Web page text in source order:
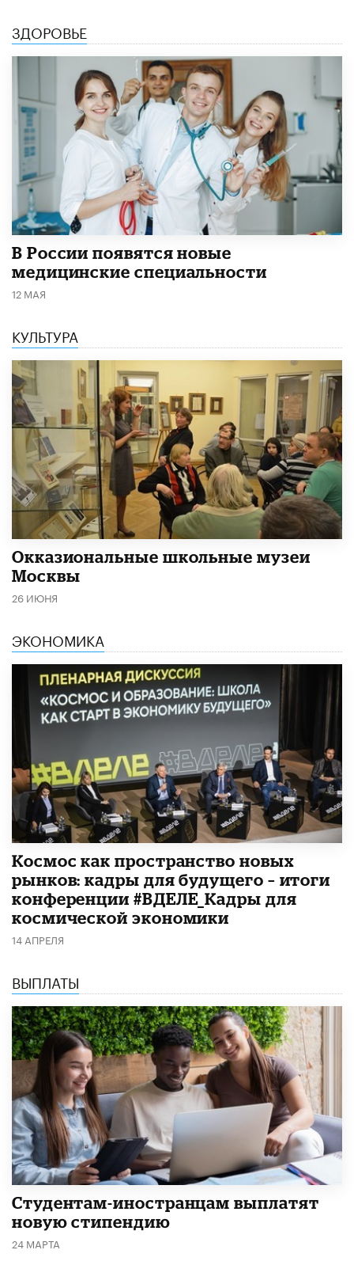
ЗДОРОВЬЕ
В России появятся новые
медицинские специальности
12 МАЯ
КУЛЬТУРА
​Окказиональные школьные музеи
Москвы
26 ИЮНЯ
ЭКОНОМИКА
Космос как пространство новых
рынков: кадры для будущего – итоги
конференции #ВДЕЛЕ_Кадры для
космической экономики
14 АПРЕЛЯ
ВЫПЛАТЫ
Студентам-иностранцам выплатят
новую стипендию
24 МАРТА